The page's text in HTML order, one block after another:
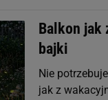
Balkon jak
bajki
Nie
jak z